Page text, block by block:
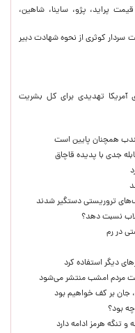
پراید، پژو، ساینا، شاهین،
سردار کوثری از نحوه شهادت دبیر
آمریکا تهدیدی برای کل بشریت
همچنان پایین است
جدی با پدیده قاچاق
نسبت دهد؟
در رم
دیگر استفاده کرد
مردم امشب منتشر می‌شود
جان بر کف خواهیم بود
بود؟
و تنگه هرمز ادامه دارد